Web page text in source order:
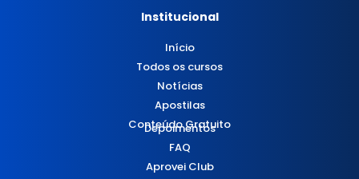
Institucional
Início
Todos os cursos
Notícias
Apostilas
Conteúdo Gratuito
Depoimentos
FAQ
Aprovei Club